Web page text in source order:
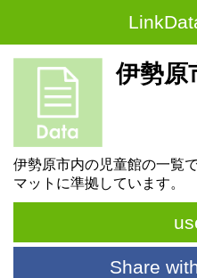
伊勢原
伊勢原市内の児童館の一覧
マットに準拠しています。
Share